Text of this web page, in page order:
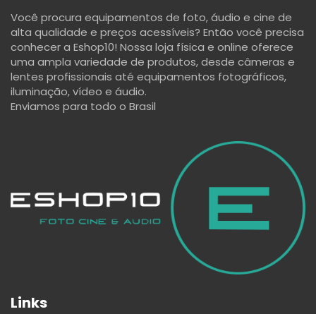
Você procura equipamentos de foto, áudio e cine de
alta qualidade e preços acessíveis? Então você precisa
conhecer a Eshop10! Nossa loja física e online oferece
uma ampla variedade de produtos, desde câmeras e
lentes profissionais até equipamentos fotográficos,
iluminação, vídeo e áudio.
Enviamos para todo o Brasil
Links